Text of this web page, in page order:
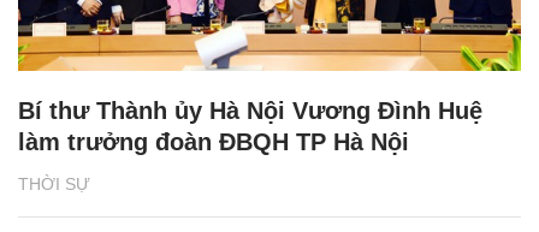
THỜI SỰ
Bí thư Thành ủy Hà Nội Vương Đình Huệ
làm trưởng đoàn ĐBQH TP Hà Nội